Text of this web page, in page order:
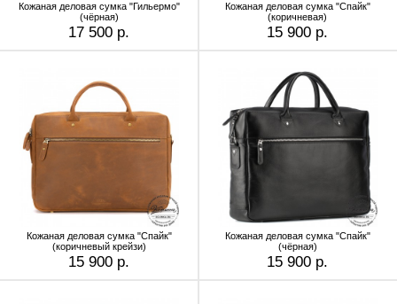
Кожаная деловая сумка "Гильермо"
(чёрная)
17 500 р.
Кожаная деловая сумка "Спайк"
(коричневая)
15 900 р.
Кожаная деловая сумка "Спайк"
(коричневый крейзи)
15 900 р.
Кожаная деловая сумка "Спайк"
(чёрная)
15 900 р.